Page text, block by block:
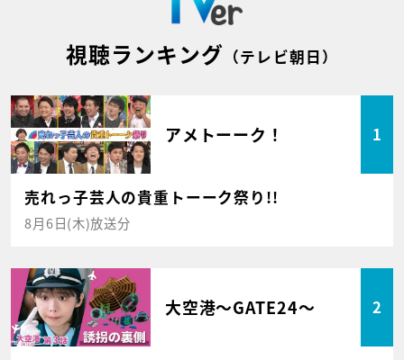
視聴ランキング （テレビ朝日）
アメトーーク！ 1
売れっ子芸人の貴重トーーク祭り!!
8月6日(木)放送分
大空港～GATE24～ 2